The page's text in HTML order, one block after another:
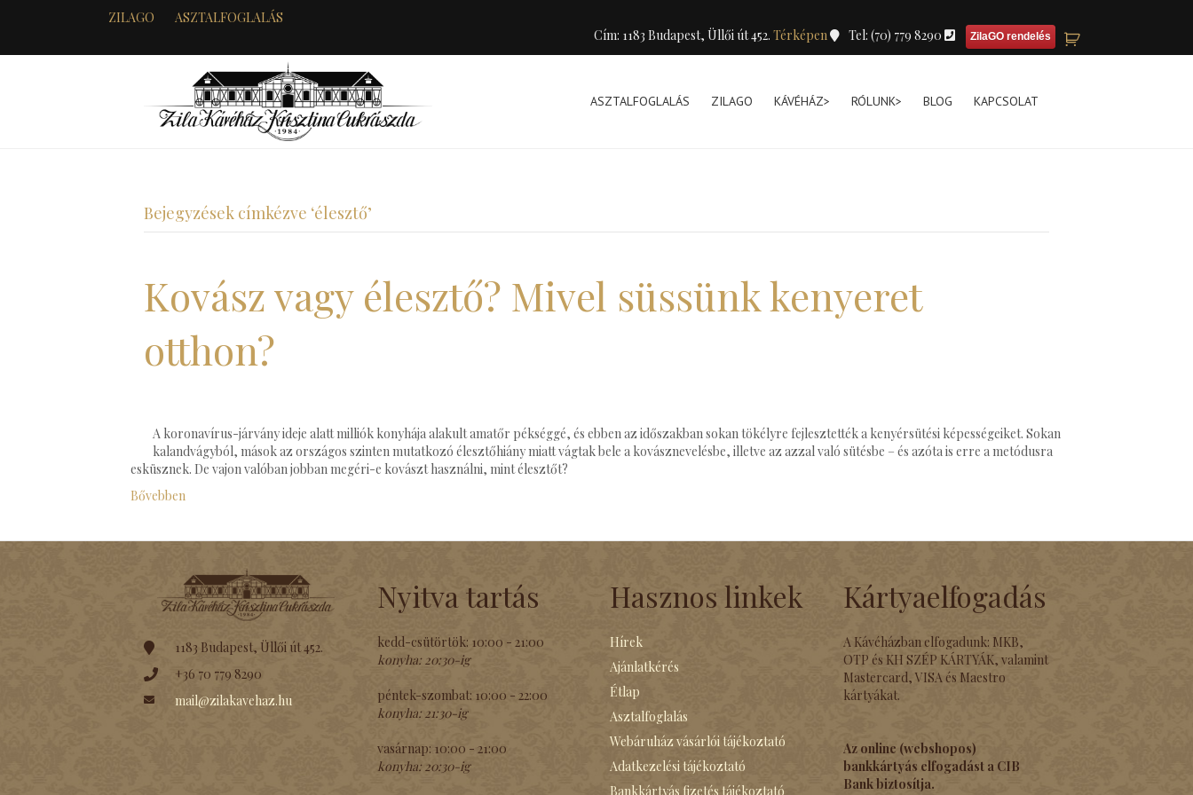
ZILAGO
ASZTALFOGLALÁS
Cím: 1183 Budapest, Üllői út 452. Térképen Tel: (70) 779 8290 ZilaGO rendelés
ASZTALFOGLALÁS ZILAGO KÁVÉHÁZ> RÓLUNK> BLOG KAPCSOLAT
Bejegyzések címkézve ‘élesztő’
Kovász vagy élesztő? Mivel süssünk kenyeret
otthon?
A koronavírus-járvány ideje alatt milliók konyhája alakult amatőr pékséggé, és ebben az időszakban sokan tökélyre fejlesztették a kenyérsütési képességeiket. Sokan
kalandvágyból, mások az országos szinten mutatkozó élesztőhiány miatt vágtak bele a kovásznevelésbe, illetve az azzal való sütésbe – és azóta is erre a metódusra
esküsznek. De vajon valóban jobban megéri-e kovászt használni, mint élesztőt?
Bővebben
1183 Budapest, Üllői út 452.
+36 70 779 8290
mail@zilakavehaz.hu
Nyitva tartás
kedd-csütörtök: 10:00 - 21:00
konyha:20:30-ig
péntek-szombat: 10:00 - 22:00
konyha:21:30-ig
vasárnap: 10:00 - 21:00
konyha: 20:30-ig
Hasznos linkek
Hírek
Ajánlatkérés
Étlap
Asztalfoglalás
Webáruház vásárlói tájékoztató
Adatkezelési tájékoztató
Bankkártyás fizetés tájékoztató
Kártyaelfogadás
A Kávéházban elfogadunk: MKB,
OTP és KH SZÉP KÁRTYÁK, valamint
Mastercard, VISA és Maestro
kártyákat.
Az online (webshopos)
bankkártyás elfogadást a CIB
Bank biztosítja.